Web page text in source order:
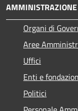
AMMINISTRAZIONE
Organi di
Aree
Uffici
Enti e
Politici